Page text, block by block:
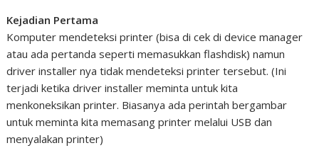
Kejadian Pertama
Komputer mendeteksi printer (bisa di cek di device manager
atau ada pertanda seperti memasukkan flashdisk) namun
driver installer nya tidak mendeteksi printer tersebut. (Ini
terjadi ketika driver installer meminta untuk kita
menkoneksikan printer. Biasanya ada perintah bergambar
untuk meminta kita memasang printer melalui USB dan
menyalakan printer)